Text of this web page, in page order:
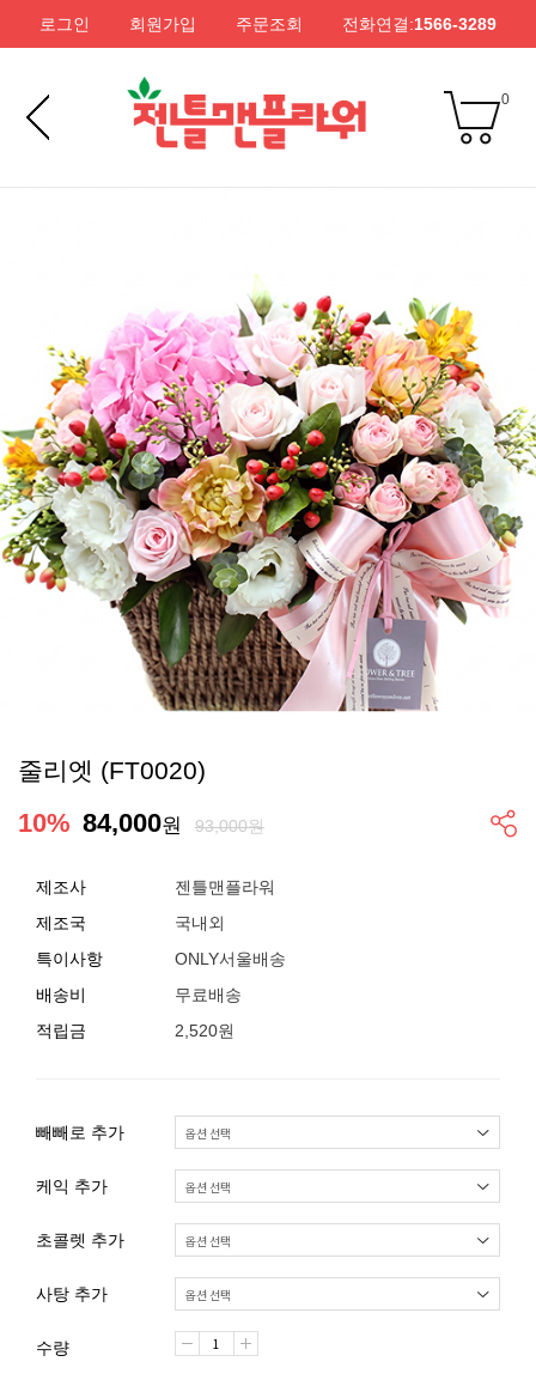
로그인 회원가입 주문조회 전화연결:1566-3289
0
줄리엣 (FT0020)
10% 84,000원 93,000원
제조사
젠틀맨플라워
제조국
국내외
특이사항
ONLY서울배송
배송비
무료배송
적립금
2,520원
빼빼로 추가
케익 추가
초콜렛 추가
사탕 추가
수량